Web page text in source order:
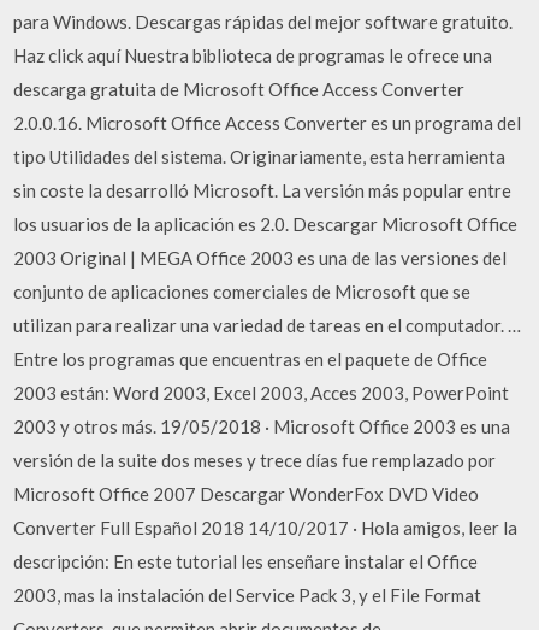
para Windows. Descargas rápidas del mejor software gratuito.
Haz click aquí Nuestra biblioteca de programas le ofrece una
descarga gratuita de Microsoft Office Access Converter
2.0.0.16. Microsoft Office Access Converter es un programa del
tipo Utilidades del sistema. Originariamente, esta herramienta
sin coste la desarrolló Microsoft. La versión más popular entre
los usuarios de la aplicación es 2.0. Descargar Microsoft Office
2003 Original | MEGA Office 2003 es una de las versiones del
conjunto de aplicaciones comerciales de Microsoft que se
utilizan para realizar una variedad de tareas en el computador. …
Entre los programas que encuentras en el paquete de Office
2003 están: Word 2003, Excel 2003, Acces 2003, PowerPoint
2003 y otros más. 19/05/2018 · Microsoft Office 2003 es una
versión de la suite dos meses y trece días fue remplazado por
Microsoft Office 2007 Descargar WonderFox DVD Video
Converter Full Español 2018 14/10/2017 · Hola amigos, leer la
descripción: En este tutorial les enseñare instalar el Office
2003, mas la instalación del Service Pack 3, y el File Format